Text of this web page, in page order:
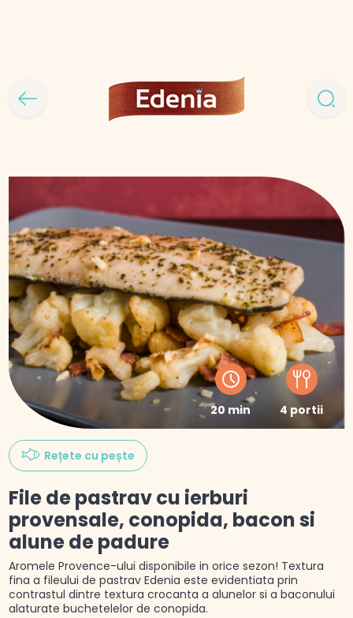
20 min 4 portii
Rețete cu pește
File de pastrav cu ierburi
provensale, conopida, bacon si
alune de padure
Aromele Provence-ului disponibile in orice sezon! Textura
fina a fileului de pastrav Edenia este evidentiata prin
contrastul dintre textura crocanta a alunelor si a baconului
alaturate buchetelelor de conopida.